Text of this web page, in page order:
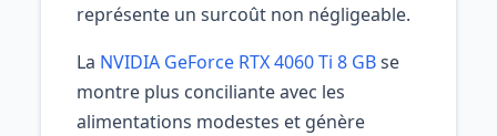
représente un surcoût non négligeable.
La NVIDIA GeForce RTX 4060 Ti 8 GBse
montre plus conciliante avec les
alimentations modestes et génère